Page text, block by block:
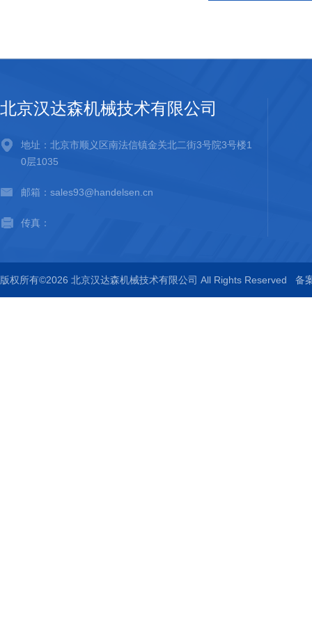
北京汉达森机械技术有限公司
地址：北京市顺义区南法信镇金关北二街3号院3号楼1
0层1035
邮箱：sales93@handelsen.cn
传真：
版权所有©2026 北京汉达森机械技术有限公司 All Rights Reserved 备